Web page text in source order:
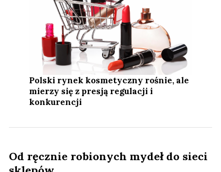
Polski rynek kosmetyczny rośnie, ale
mierzy się z presją regulacji i
konkurencji
Od ręcznie robionych mydeł do sieci